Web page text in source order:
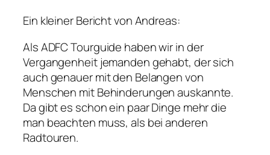
Ein kleiner Bericht von Andreas:
Als ADFC Tourguide haben wir in der
Vergangenheit jemanden gehabt, der sich
auch genauer mit den Belangen von
Menschen mit Behinderungen auskannte.
Da gibt es schon ein paar Dinge mehr die
man beachten muss, als bei anderen
Radtouren.